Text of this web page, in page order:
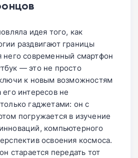
задержек.
до финала. Ранее
лиги MLS и
1.
идея того, как
раздвигают границы
него современный смартфон
— это не просто
к новым возможностям
интересов не
гаджетами: он с
погружается в изучение
компьютерного
освоения космоса.
старается передать тот